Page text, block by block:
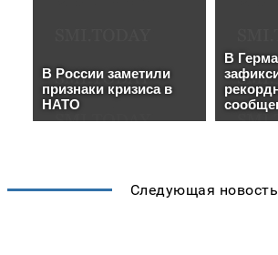
Следующая новость